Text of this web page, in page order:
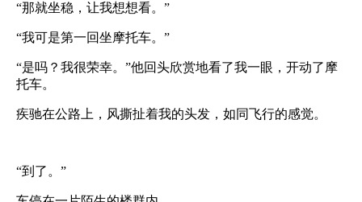
“那就坐稳，让我想想看。”
“我可是第一回坐摩托车。”
“是吗？我很荣幸。”他回头欣赏地看了我一眼，开动了摩
托车。
疾驰在公路上，风撕扯着我的头发，如同飞行的感觉。
“到了。”